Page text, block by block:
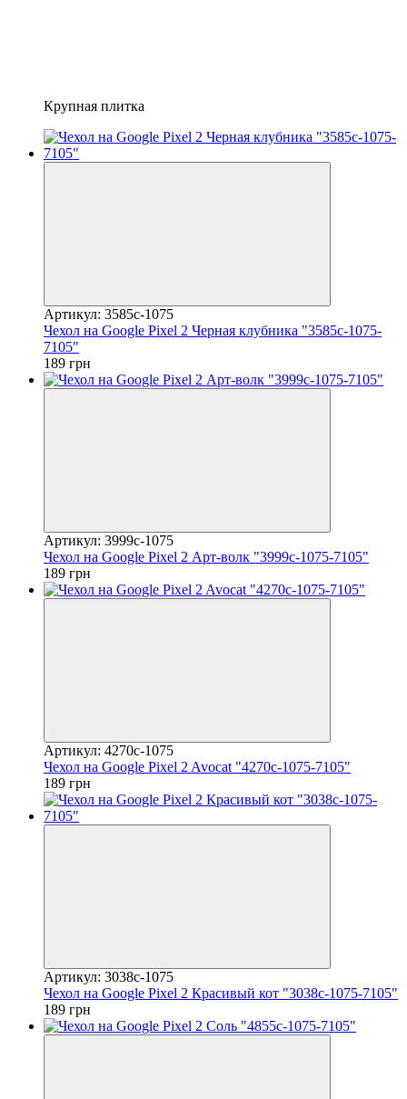
Крупная плитка
Артикул: 3585c-1075
Чехол на Google Pixel 2 Черная клубника "3585c-1075-
7105"
189 грн
Артикул: 3999c-1075
Чехол на Google Pixel 2 Арт-волк "3999c-1075-7105"
189 грн
Артикул: 4270c-1075
Чехол на Google Pixel 2 Avocat "4270c-1075-7105"
189 грн
Артикул: 3038c-1075
Чехол на Google Pixel 2 Красивый кот "3038c-1075-7105"
189 грн